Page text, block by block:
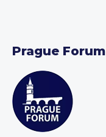
Prague Forum